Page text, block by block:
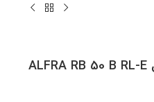
دریل مگنت قلاویززن مدل ALFRA RB 50 B RL-E